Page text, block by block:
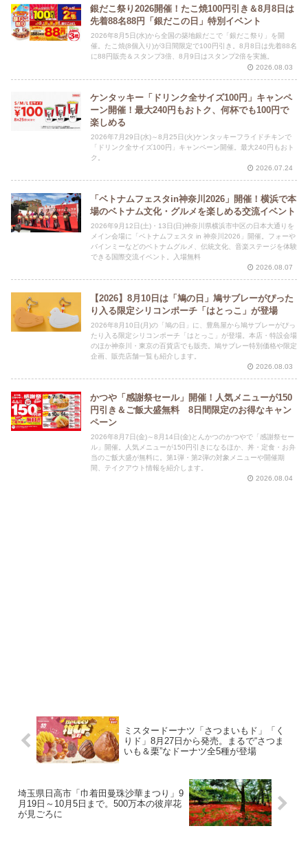
銀だこ祭り2026開催！たこ焼100円引き＆8月8日は
先着88名88円「銀だこの日」特別イベント
2026年8月5日(水)から全国の築地銀だこで「銀だこ祭り」を開
催。たこ焼(8個入り)が3日間限定で100円引き。8月8日は先着88名
に88円販売＆スタンプ3倍、8月9日はスタンプ2倍を実施。
2026.08.03
ケンタッキー「ドリンク全サイズ100円」キャンペ
ーン開催！最大240円もおトク、何杯でも100円で
楽しめる
2026年7月29日(水)～8月25日(火)ケンタッキーフライドチキンで
「ドリンク全サイズ100円」キャンペーン開催。最大240円もおト
ク。
2026.07.24
「ベトナムフェスタin神奈川2026」開催！横浜で本
場のベトナム文化・グルメを楽しめる交流イベント
2026年9月12日(土)・13日(日)神奈川県横浜市中区の日本大通りを
メイン会場に「ベトナムフェスタ in 神奈川2026」開催。フォーや
バインミーなどのベトナムグルメ、伝統文化、音楽ステージを体験
できる国際交流イベント。入場無料
2026.08.07
【2026】8月10日は「鳩の日」鳩サブレーがぴった
り入る限定シリコンポーチ「はとっこ」が登場
2026年8月10日(月)の「鳩の日」に、豊島屋から鳩サブレーがぴっ
たり入る限定シリコンポーチ「はとっこ」が登場。本店・特設会場
のほか神奈川・東京の百貨店でも販売。鳩サブレー特別価格や限定
企画、販売店舗一覧も紹介します。
2026.08.03
かつや「感謝祭セール」開催！人気メニューが150
円引き＆ご飯大盛無料 8日間限定のお得なキャン
ペーン
2026年8月7日(金)～8月14日(金)とんかつのかつやで「感謝祭セー
ル」開催。人気メニューが150円引きになるほか、丼・定食・お弁
当のご飯大盛が無料に。第1弾・第2弾の対象メニューや開催期
間、テイクアウト情報を紹介します。
2026.08.04
ミスタードーナツ「さつまいもド」「く
りド」8月27日から発売。まるで“さつま
いも＆栗”なドーナツ全5種が登場
埼玉県日高市「巾着田曼珠沙華まつり」9
月19日～10月5日まで。500万本の彼岸花
が見ごろに